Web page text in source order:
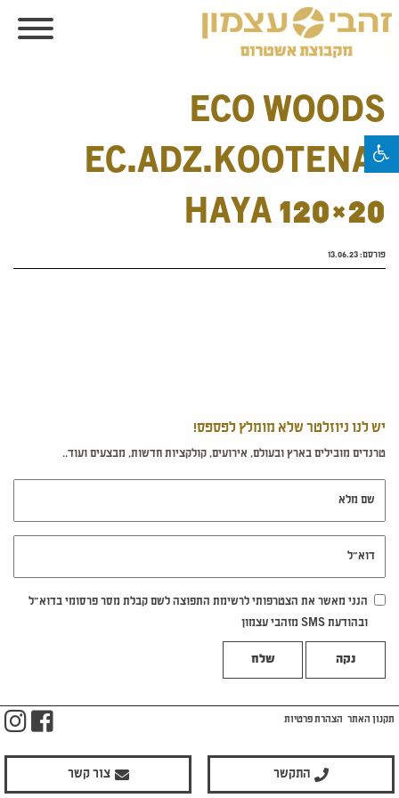
ECO WOODS
EC.ADZ.KOOTENAI
HAYA 120×20
פורסם:13.06.23
יש לנו ניוזלטר שלא מומלץ לפספס!
טרנדים מובילים בארץ ובעולם, אירועים, קולקציות חדשות, מבצעים ועוד..
הנני מאשר את הצטרפותי לרשימת התפוצה לשם קבלת מסר פרסומי בדוא"ל
ובהודעת SMS מזהבי עצמון
נקה
התקשר צור קשר
תקנון האתר הצהרת פרטיות